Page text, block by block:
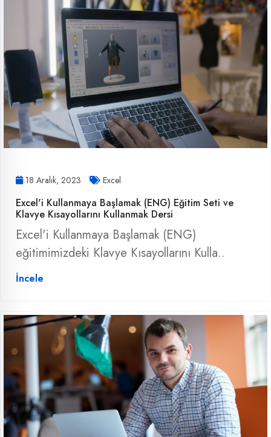
18 Aralık, 2023 Excel
Excel'i Kullanmaya Başlamak (ENG) Eğitim Seti ve
Klavye Kısayollarını Kullanmak Dersi
Excel'i Kullanmaya Başlamak (ENG)
eğitimimizdeki Klavye Kısayollarını Kulla..
İncele